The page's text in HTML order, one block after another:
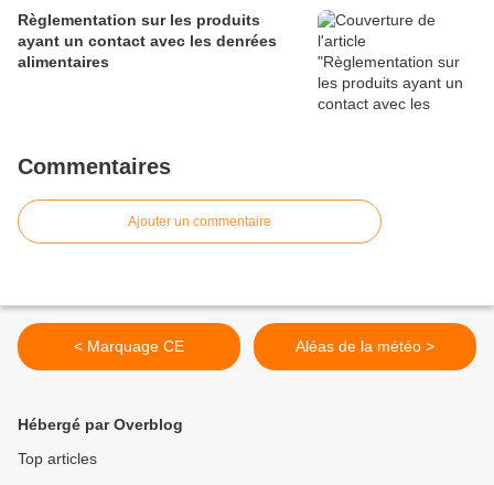
Règlementation sur les produits
ayant un contact avec les denrées
alimentaires
Commentaires
Ajouter un commentaire
< Marquage CE Aléas de la météo >
Hébergé par Overblog
Top articles